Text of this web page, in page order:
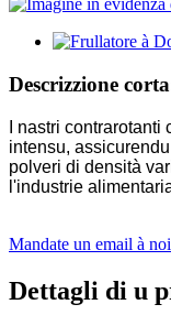
Descrizzione
I nastri
intensu,
polveri di densità
l'industrie
Mandate un email à noi
Dettagli di u